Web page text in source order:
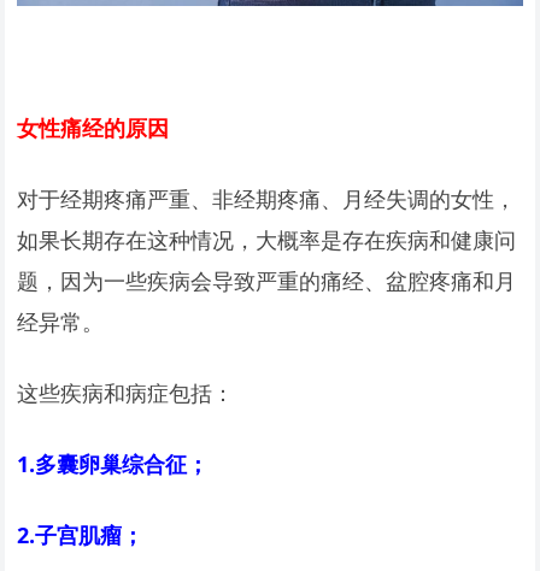
女性痛经的原因
对于经期疼痛严重、非经期疼痛、月经失调的女性，
如果长期存在这种情况，大概率是存在疾病和健康问
题，因为一些疾病会导致严重的痛经、盆腔疼痛和月
经异常。
这些疾病和病症包括：
1.多囊卵巢综合征；
2.子宫肌瘤；